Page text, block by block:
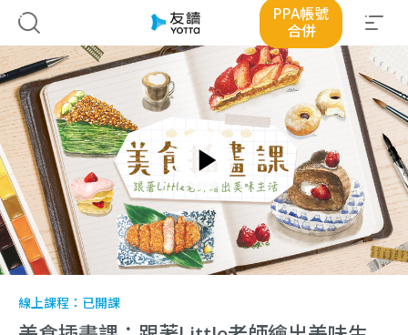
PPA帳號
合併
線上課程： 已開課